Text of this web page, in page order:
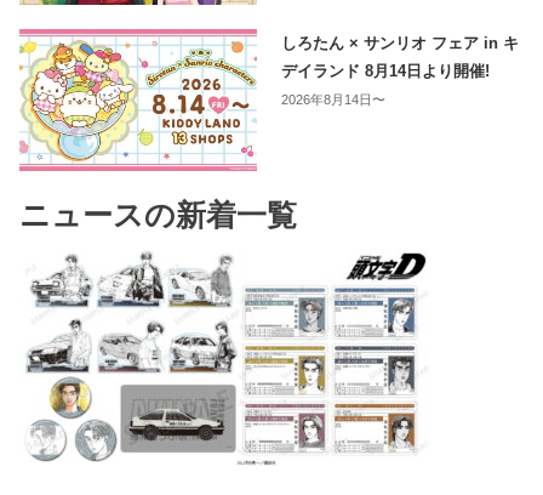
しろたん × サンリオ フェア in キ
デイランド 8月14日より開催!
2026年8月14日〜
ニュースの新着一覧